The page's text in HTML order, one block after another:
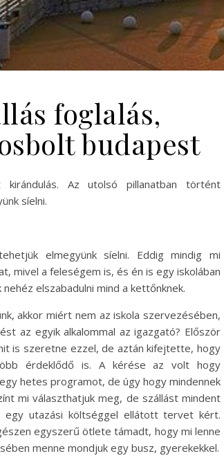
foglalás,
budapest
kirándulás. Az utolsó pillanatban történt
síelni.
elmegyünk síelni. Eddig mindig mi
mivel a feleségem is, és én is egy iskolában
elszabadulni mind a kettőnknek.
akkor miért nem az iskola szervezésében,
az egyik alkalommal az igazgató? Először
is szeretne ezzel, de aztán kifejtette, hogy
érdeklődő is. A kérése az volt hogy
hetes programot, de úgy hogy mindennek
mi választhatjuk meg, de szállást mindent
egy utazási költséggel ellátott tervet kért.
egyszerű ötlete támadt, hogy mi lenne
menne mondjuk egy busz, gyerekekkel.